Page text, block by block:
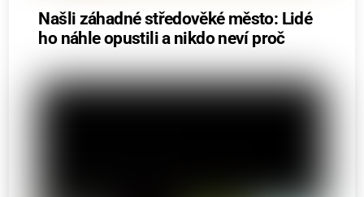
Našli záhadné středověké město: Lidé
ho náhle opustili a nikdo neví proč